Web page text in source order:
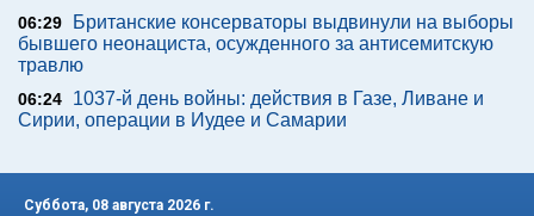
06:29
Британские консерваторы выдвинули на выборы
бывшего неонациста, осужденного за антисемитскую
травлю
06:24
1037-й день войны: действия в Газе, Ливане и
Сирии, операции в Иудее и Самарии
Суббота, 08 августа 2026 г.